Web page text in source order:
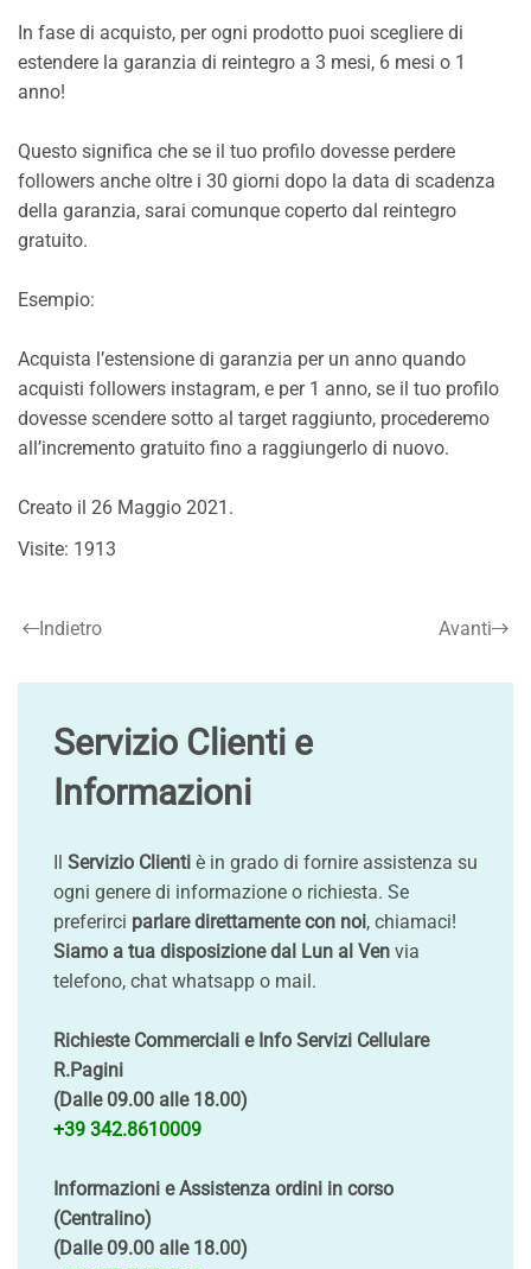
In fase di acquisto, per ogni prodotto puoi scegliere di
estendere la garanzia di reintegro a 3 mesi, 6 mesi o 1
anno!
Questo significa che se il tuo profilo dovesse perdere
followers anche oltre i 30 giorni dopo la data di scadenza
della garanzia, sarai comunque coperto dal reintegro
gratuito.
Esempio:
Acquista l’estensione di garanzia per un anno quando
acquisti followers instagram, e per 1 anno, se il tuo profilo
dovesse scendere sotto al target raggiunto, procederemo
all’incremento gratuito fino a raggiungerlo di nuovo.
Creato il 26 Maggio 2021 .
Visite: 1913
Indietro Avanti
Servizio Clienti e
Informazioni
Il Servizio Clienti è in grado di fornire assistenza su
ogni genere di informazione o richiesta. Se
preferirci parlare direttamente con noi, chiamaci!
Siamo a tua disposizione dal Lun al Ven via
telefono, chat whatsapp o mail.
Richieste Commerciali e Info Servizi Cellulare
R.Pagini
(Dalle 09.00 alle 18.00)
+39 342.8610009
Informazioni e Assistenza ordini in corso
(Centralino)
(Dalle 09.00 alle 18.00)